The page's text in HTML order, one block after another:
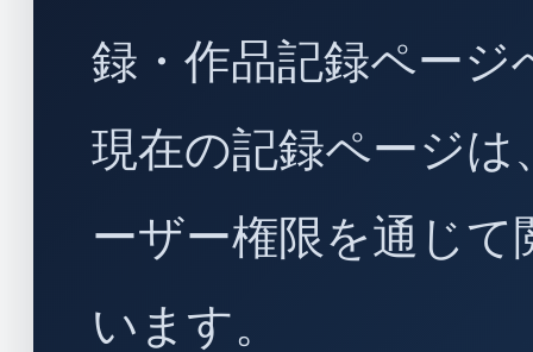
録・作品記録ペー
現在の記録ページは
ーザー権限を通じ
います。